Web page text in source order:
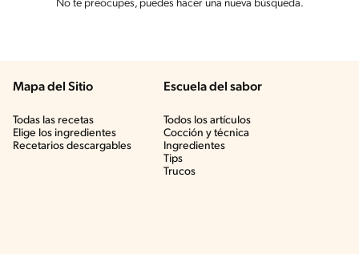
No te preocupes, puedes hacer una nueva búsqueda.
Mapa del Sitio
Todas las recetas
Elige los ingredientes
Recetarios descargables
Escuela del sabor
Todos los artículos
Cocción y técnica
Ingredientes
Tips
Trucos